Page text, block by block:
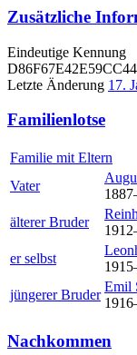
Zusätzliche
Eindeutige Kennung
Letzte Änderung 17.
Familienlotse
Familie mit Eltern
Vater
1887
älterer Bruder
1912
er selbst
1915
jüngerer Bruder
Emil
1916
Nachkommen